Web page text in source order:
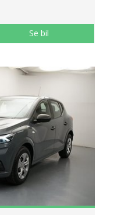
ändra dina
Se bil